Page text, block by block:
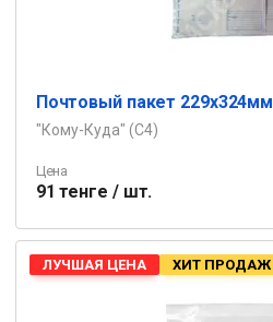
Почтовый пакет 229х324мм
"Кому-Куда" (C4)
Цена
91 тенге / шт.
ЛУЧШАЯ ЦЕНА ХИТ ПРОДАЖ